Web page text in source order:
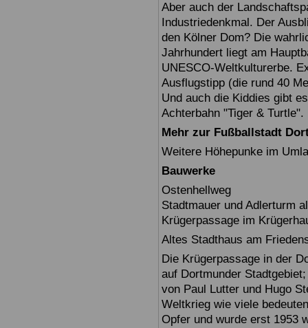
Aber auch der
Industriedenkmal. Der
den Kölner Dom? Die
Jahrhundert liegt am
UNESCO-Weltkulturerbe.
Ausflugstipp (die rund 40
Und auch die Kiddies gibt
Achterbahn "Tiger & Turtle".
Mehr zur Fußballstadt
Weitere Höhepunke im
Bauwerke
Ostenhellweg
Stadtmauer und Adlerturm
Krügerpassage im
Altes Stadthaus am
Die Krügerpassage in der
auf Dortmunder
von Paul Lutter und Hugo
Weltkrieg wie viele
Opfer und wurde erst 1953